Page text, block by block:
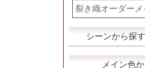
裂き織オーダーメ
シーンから探す
メイン色